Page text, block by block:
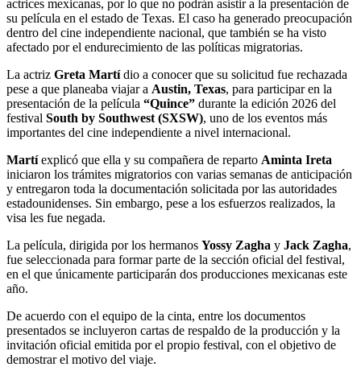
actrices mexicanas, por lo que no podrán asistir a la presentación de
su película en el estado de Texas. El caso ha generado preocupación
dentro del cine independiente nacional, que también se ha visto
afectado por el endurecimiento de las políticas migratorias.
La actriz Greta Martídio a conocer que su solicitud fue rechazada
pese a que planeaba viajar a Austin, Texas, para participar en la
presentación de la película “Quince” durante la edición 2026 del
festival South by Southwest (SXSW), uno de los eventos más
importantes del cine independiente a nivel internacional.
Martíexplicó que ella y su compañera de reparto Aminta Ireta
iniciaron los trámites migratorios con varias semanas de anticipación
y entregaron toda la documentación solicitada por las autoridades
estadounidenses. Sin embargo, pese a los esfuerzos realizados, la
visa les fue negada.
La película, dirigida por los hermanos Yossy Zagha y Jack Zagha,
fue seleccionada para formar parte de la sección oficial del festival,
en el que únicamente participarán dos producciones mexicanas este
año.
De acuerdo con el equipo de la cinta, entre los documentos
presentados se incluyeron cartas de respaldo de la producción y la
invitación oficial emitida por el propio festival, con el objetivo de
demostrar el motivo del viaje.